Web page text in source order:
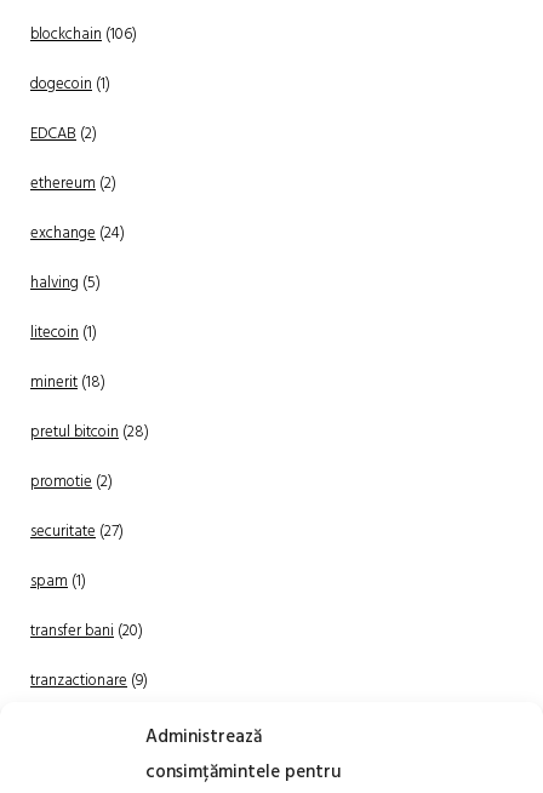
Administrează
consimțămintele pentru
blockchain(106)
dogecoin(1)
EDCAB(2)
ethereum(2)
exchange(24)
halving (5)
litecoin(1)
minerit(18)
pretul bitcoin(28)
promotie(2)
securitate(27)
spam(1)
transfer bani(20)
tranzactionare(9)
(20)